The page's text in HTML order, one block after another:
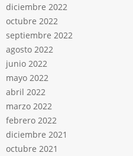
diciembre 2022
octubre 2022
septiembre 2022
agosto 2022
junio 2022
mayo 2022
abril 2022
marzo 2022
febrero 2022
diciembre 2021
octubre 2021